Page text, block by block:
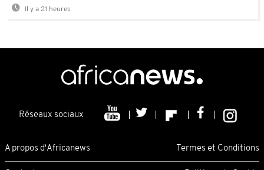
Il y a 21 heures
Réseaux sociaux
A propos d'Africanews Termes et Conditions